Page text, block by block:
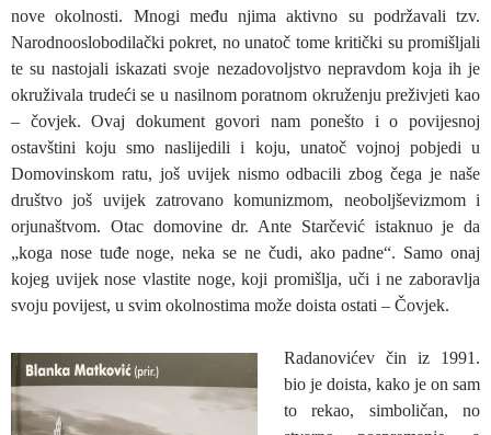
nove okolnosti. Mnogi među njima aktivno su podržavali tzv.
Narodnooslobodilački pokret, no unatoč tome kritički su promišljali
te su nastojali iskazati svoje nezadovoljstvo nepravdom koja ih je
okruživala trudeći se u nasilnom poratnom okruženju preživjeti kao
– čovjek. Ovaj dokument govori nam ponešto i o povijesnoj
ostavštini koju smo naslijedili i koju, unatoč vojnoj pobjedi u
Domovinskom ratu, još uvijek nismo odbacili zbog čega je naše
društvo još uvijek zatrovano komunizmom, neoboljševizmom i
orjunaštvom. Otac domovine dr. Ante Starčević istaknuo je da
„koga nose tuđe noge, neka se ne čudi, ako padne“. Samo onaj
kojeg uvijek nose vlastite noge, koji promišlja, uči i ne zaboravlja
svoju povijest, u svim okolnostima može doista ostati – Čovjek.
Radanovićev čin iz 1991.
bio je doista, kako je on sam
to rekao, simboličan, no